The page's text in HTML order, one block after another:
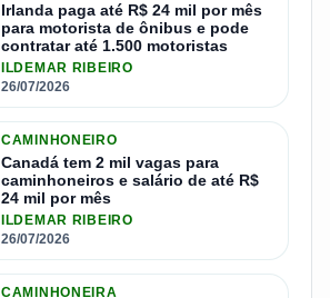
Irlanda paga até R$ 24 mil por mês
para motorista de ônibus e pode
contratar até 1.500 motoristas
ILDEMAR RIBEIRO
26/07/2026
CAMINHONEIRO
Canadá tem 2 mil vagas para
caminhoneiros e salário de até R$
24 mil por mês
ILDEMAR RIBEIRO
26/07/2026
CAMINHONEIRA